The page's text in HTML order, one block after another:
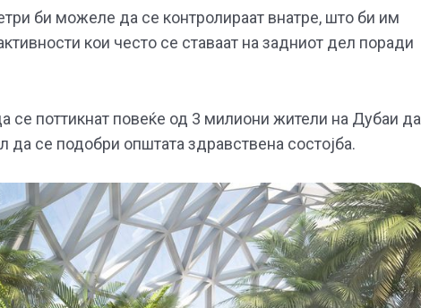
би можеле да се контролираат внатре, што би им
кои често се ставаат на задниот дел поради
се поттикнат повеќе од 3 милиони жители на Дубаи да
да се подобри општата здравствена состојба.